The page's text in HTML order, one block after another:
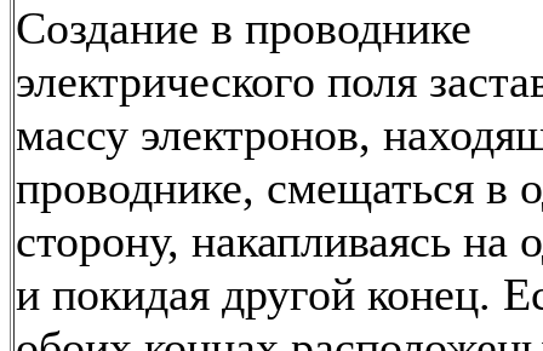
Создание в проводнике
электрического поля
массу электронов,
проводнике, смещаться в
сторону, накапливаясь на
и покидая другой конец.